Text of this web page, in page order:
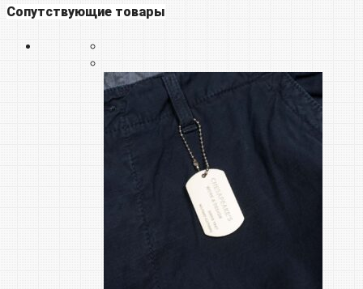
Сопутствующие товары